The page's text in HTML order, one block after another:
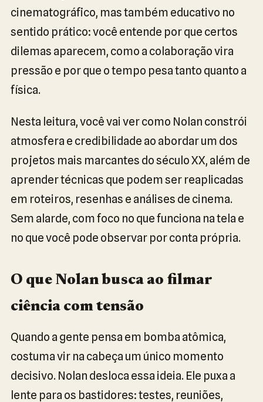
cinematográfico, mas também educativo no
sentido prático: você entende por que certos
dilemas aparecem, como a colaboração vira
pressão e por que o tempo pesa tanto quanto a
física.
Nesta leitura, você vai ver como Nolan constrói
atmosfera e credibilidade ao abordar um dos
projetos mais marcantes do século XX, além de
aprender técnicas que podem ser reaplicadas
em roteiros, resenhas e análises de cinema.
Sem alarde, com foco no que funciona na tela e
no que você pode observar por conta própria.
O que Nolan busca ao filmar
ciência com tensão
Quando a gente pensa em bomba atômica,
costuma vir na cabeça um único momento
decisivo. Nolan desloca essa ideia. Ele puxa a
lente para os bastidores: testes, reuniões,